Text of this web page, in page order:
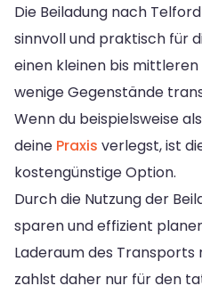
Die Beiladung nach
sinnvoll und praktisch für
einen kleinen bis
wenige Gegenstände
Wenn du beispielsweise als
deine Praxis verlegst, ist
kostengünstige Option.
Durch die Nutzung der
sparen und effizient
Laderaum des Transports
zahlst daher nur für den